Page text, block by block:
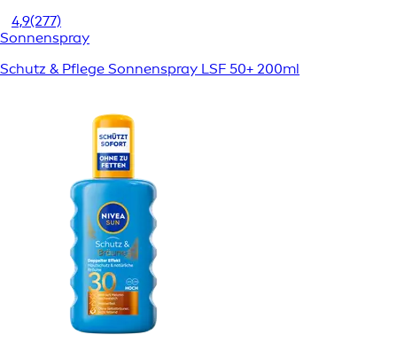
4,9(277)
Sonnenspray
Schutz & Pflege Sonnenspray LSF 50+ 200ml